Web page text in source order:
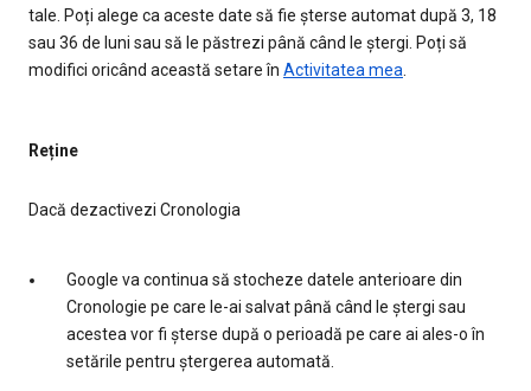
tale. Poți alege ca aceste date să fie șterse automat după 3, 18
sau 36 de luni sau să le păstrezi până când le ștergi. Poți să
modifici oricând această setare în Activitatea mea.
Reține
Dacă dezactivezi Cronologia
Google va continua să stocheze datele anterioare din
Cronologie pe care le-ai salvat până când le ștergi sau
acestea vor fi șterse după o perioadă pe care ai ales-o în
setările pentru ștergerea automată.